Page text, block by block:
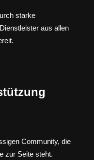
starke
aus allen
Community, die
zur Seite steht.